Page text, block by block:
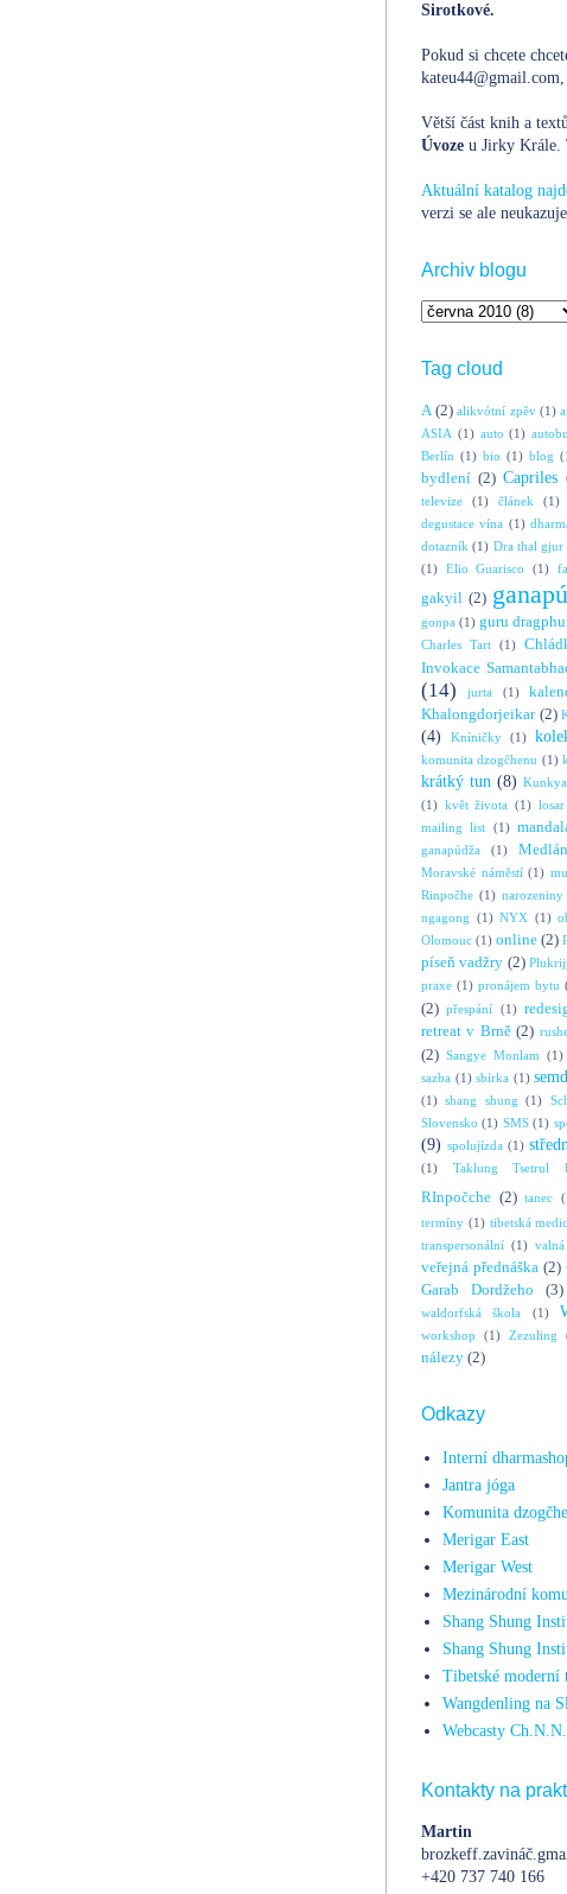
Sirotkové.
Pokud si chcete
Větší část knih a
Úvoze u Jirky Krále.
Aktuální katalog
verzi se ale
Archiv blogu
Tag cloud
A (2) alikvótní zpěv (1)
ASIA (1) auto (1)
Berlín (1) bio (1) blog
bydlení (2) Capriles
televize
(1) článek (1)
degustace vína (1)
dotazník (1) Dra thal gjur
(1) Elio Guarisco (1)
gakyil (2)
gonpa (1) guru
Charles Tart (1)
Invokace
(14)
jurta (1)
Khalongdorjeikar (2)
(4)
Kníničky (1)
komunita dzogčhenu (1)
krátký tun (8)
(1) květ života (1) losar
mailing list (1)
ganapúdža
(1)
Moravské náměstí (1)
Rinpočhe (1) narozeniny
ngagong (1) NYX (1)
Olomouc (1) online (2)
píseň vadžry (2)
praxe (1) pronájem bytu
(2) přespání (1)
retreat v Brně (2)
(2) Sangye Monlam (1)
sazba (1) sbírka (1)
(1) shang shung (1)
Slovensko (1) SMS (1)
(9) spolujízda (1)
(1)
Taklung Tsetrul
RInpočche (2) tanec
termíny (1) tibetská
transpersonální (1)
veřejná přednáška (2)
Garab Dordžeho
(3)
waldorfská škola (1)
workshop (1) Zezuling
nálezy (2)
Odkazy
Interní
Jantra jóga
Komunita
Merigar East
Merigar West
Mezinárodní
Shang Shung
Shang Shung
Tibetské moderní
Wangdenling na
Webcasty
Kontakty na
Martin
+420 737 740 166